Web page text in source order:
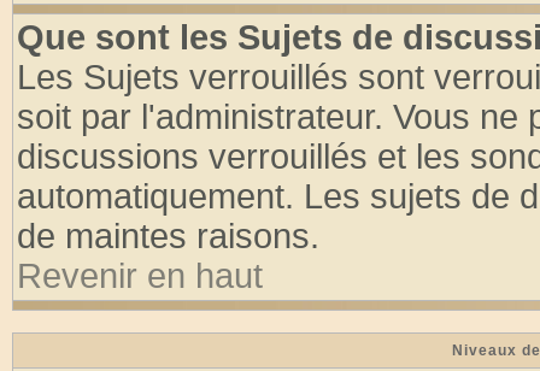
Que sont les Sujets de
Les Sujets verrouillés sont
soit par l'administrateur. Vous
discussions verrouillés et les
automatiquement. Les sujets de
de maintes raisons.
Revenir en haut
Niveaux